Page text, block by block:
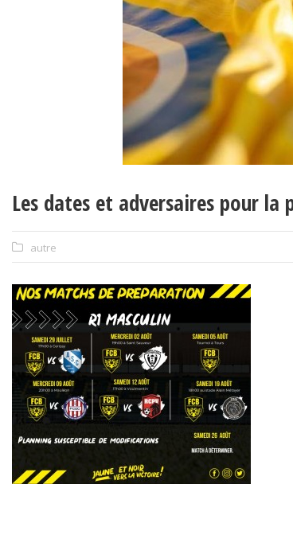
Les dates et adversaires pour la
autre